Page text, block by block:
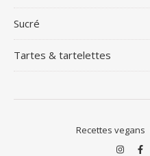
Sucré
Tartes & tartelettes
Recettes vegans